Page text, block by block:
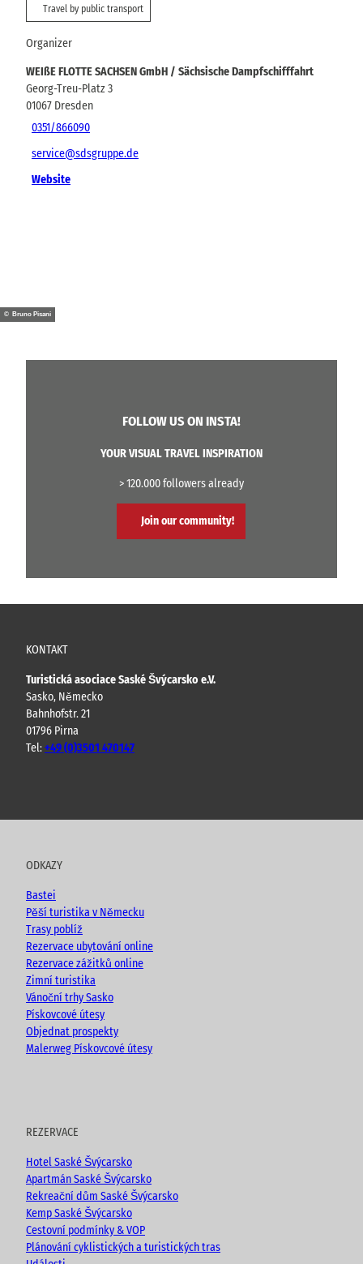
Travel by public transport
Organizer
WEIßE FLOTTE SACHSEN GmbH / Sächsische Dampfschifffahrt
Georg-Treu-Platz 3
01067 Dresden
0351/866090
service@sdsgruppe.de
Website
© Bruno Pisani
FOLLOW US ON INSTA!
YOUR VISUAL TRAVEL INSPIRATION
> 120.000 followers already
Join our community!
KONTAKT
Turistická asociace Saské Švýcarsko e.V.
Sasko, Německo
Bahnhofstr. 21
01796 Pirna
Tel:+49 (0)3501 470147
u
e
c
o
k
s
a
m
o
ODKAZY
Bastei
Pěší turistika v Německu
Trasy poblíž
Rezervace ubytování online
Rezervace zážitků online
Zimní turistika
Vánoční trhy Sasko
Pískovcové útesy
Objednat prospekty
Malerweg Pískovcové útesy
REZERVACE
Hotel Saské Švýcarsko
Apartmán Saské Švýcarsko
Rekreační dům Saské Švýcarsko
Kemp Saské Švýcarsko
Cestovní podmínky & VOP
Plánování cyklistických a turistických tras